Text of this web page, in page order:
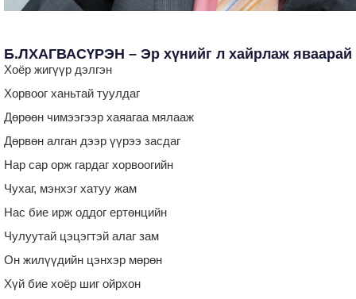
Б.ЛХАГВАСҮРЭН – Эр хүнийг л хайрлаж яваарай
Хоёр жигүүр дэлгэн
Хорвоог ханьтай туулдаг
Дөрөөн чимээгээр хаяагаа мялааж
Дөрвөн алган дээр үүрээ засдаг
Нар сар орж гардаг хорвоогийн
Чухаг, мэнхэг хатуу жам
Нас бие ирж оддог ертөнцийн
Чулуутай цэцэгтэй алаг зам
Он жилүүдийн цэнхэр мөрөн
Хүй бие хоёр шиг ойрхон